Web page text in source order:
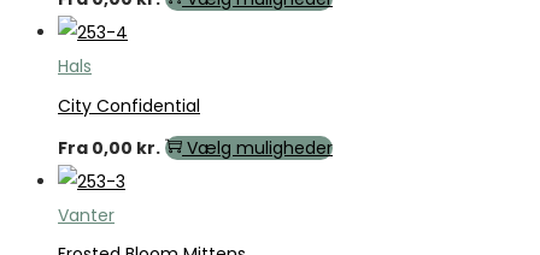
Hals
City Confidential
Fra 0,00 kr. Vælg muligheder
Vanter